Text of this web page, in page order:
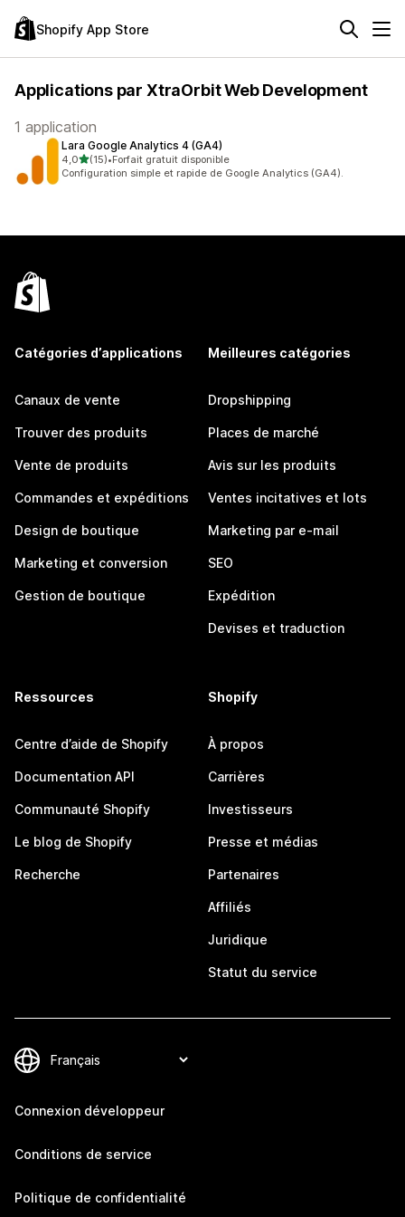
Shopify App Store
Applications par XtraOrbit Web Development
1 application
Lara Google Analytics 4 (GA4)
4,0étoile(s) sur 5
(15)
15 avis au total
•Forfait gratuit disponible
Configuration simple et rapide de Google Analytics (GA4).
Catégories d’applications
Canaux de vente
Trouver des produits
Vente de produits
Commandes et expéditions
Design de boutique
Marketing et conversion
Gestion de boutique
Meilleures catégories
Dropshipping
Places de marché
Avis sur les produits
Ventes incitatives et lots
Marketing par e-mail
SEO
Expédition
Devises et traduction
Ressources
Centre d’aide de Shopify
Documentation API
Communauté Shopify
Le blog de Shopify
Recherche
Shopify
À propos
Carrières
Investisseurs
Presse et médias
Partenaires
Affiliés
Juridique
Statut du service
Connexion développeur
Conditions de service
Politique de confidentialité